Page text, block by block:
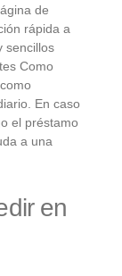
de
rápida a
sencillos
Como
En caso
el préstamo
a una
en